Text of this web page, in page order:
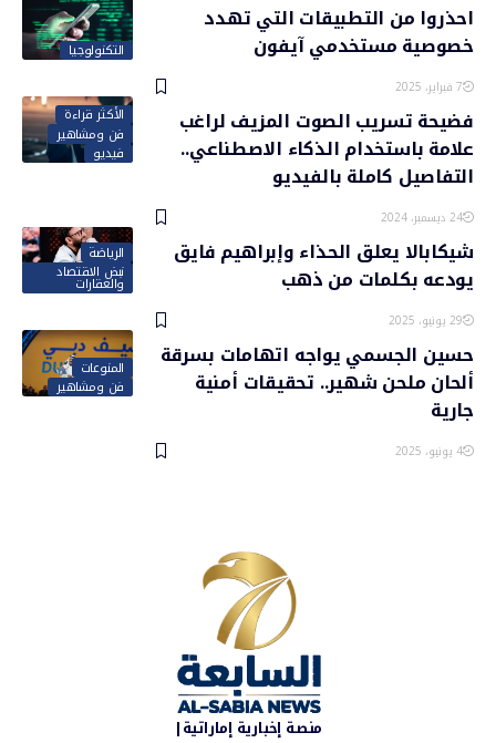
التكنولوجيا
احذروا من التطبيقات التي تهدد
خصوصية مستخدمي آيفون
7 فبراير، 2025
الأكثر قراءة
فن ومشاهير
فيديو
فضيحة تسريب الصوت المزيف لراغب
علامة باستخدام الذكاء الاصطناعي..
التفاصيل كاملة بالفيديو
24 ديسمبر، 2024
الرياضة
نبض الاقتصاد
والعقارات
شيكابالا يعلق الحذاء وإبراهيم فايق
يودعه بكلمات من ذهب
29 يونيو، 2025
المنوعات
فن ومشاهير
حسين الجسمي يواجه اتهامات بسرقة
ألحان ملحن شهير.. تحقيقات أمنية
جارية
4 يونيو، 2025
منصة إخبارية إماراتية|